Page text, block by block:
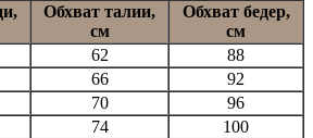
Обхват талии,
см
Обхват бедер,
см
62
88
66
92
70
96
74
100